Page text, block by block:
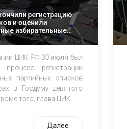
регистрацию
и оценили
избирательные
ЦИК РФ 30 июля был
процесс регистрации
партийных списков
в Госдуму девятого
того, глава ЦИК...
Далее